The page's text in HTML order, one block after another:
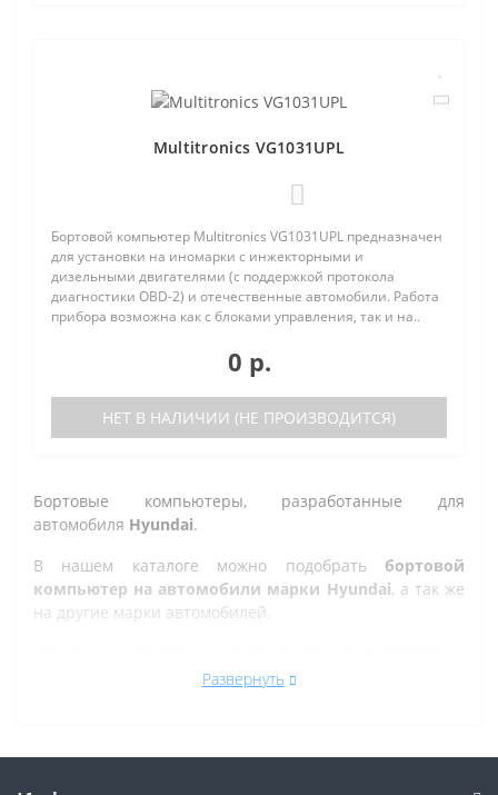
Multitronics VG1031UPL
Бортовой компьютер Multitronics VG1031UPL предназначен
для установки на иномарки с инжекторными и
дизельными двигателями (с поддержкой протокола
диагностики OBD-2) и отечественные автомобили. Работа
прибора возможна как с блоками управления, так и на..
0 р.
НЕТ В НАЛИЧИИ (НЕ ПРОИЗВОДИТСЯ)
Бортовые компьютеры, разработанные для
автомобиля Hyundai.
В нашем каталоге можно подобрать бортовой
компьютер на автомобили марки Hyundai, а так же
на другие марки автомобилей.
проблемой по диагностике кодов ошибок автомобиля,
Развернуть